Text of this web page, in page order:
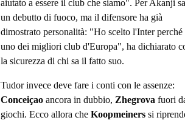
aiutato a essere il club che siamo". Per Akanji
un debutto di fuoco, ma il difensore ha già
dimostrato personalità: "Ho scelto l'Inter perché
uno dei migliori club d'Europa", ha dichiarato
la sicurezza di chi sa il fatto suo.
Tudor invece deve fare i conti con le assenze:
Conceiçao ancora in dubbio, Zhegrova fuori
giochi. Ecco allora che Koopmeiners si